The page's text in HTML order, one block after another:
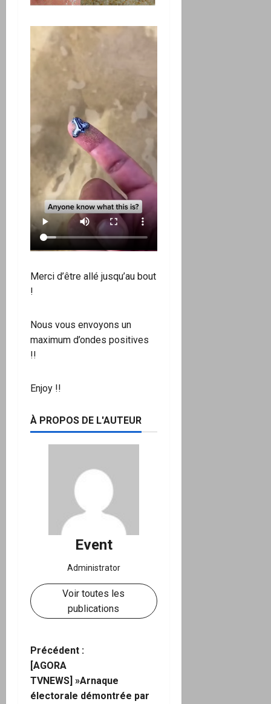
Merci d’être allé jusqu’au bout
!
Nous vous envoyons un
maximum d’ondes positives
!!
Enjoy !!
À PROPOS DE L'AUTEUR
Event
Administrator
Voir toutes les
publications
N
a
Précédent :
[AGORA
TVNEWS] »Arnaque
électorale démontrée par